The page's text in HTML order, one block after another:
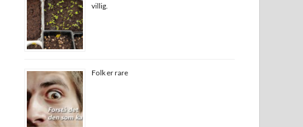
villig.
Folk er rare